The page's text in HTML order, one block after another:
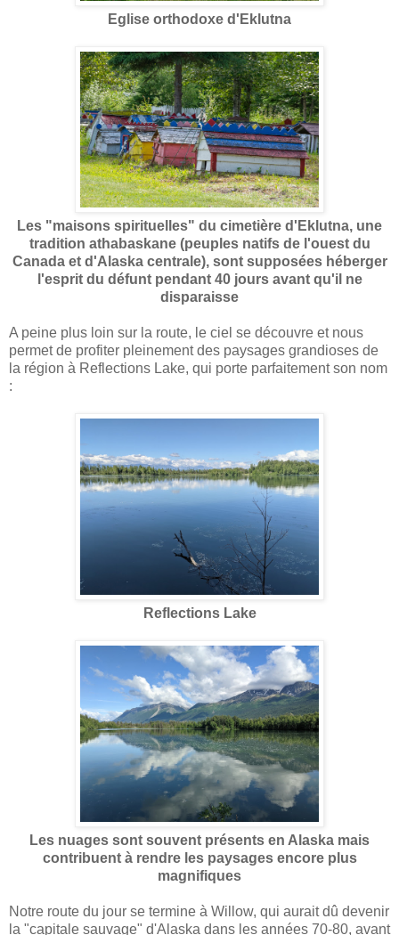
Eglise orthodoxe d'Eklutna
Les "maisons spirituelles" du cimetière d'Eklutna, une
tradition athabaskane (peuples natifs de l'ouest du
Canada et d'Alaska centrale), sont supposées héberger
l'esprit du défunt pendant 40 jours avant qu'il ne
disparaisse
A peine plus loin sur la route, le ciel se découvre et nous
permet de profiter pleinement des paysages grandioses de
la région à Reflections Lake, qui porte parfaitement son nom
:
Reflections Lake
Les nuages sont souvent présents en Alaska mais
contribuent à rendre les paysages encore plus
magnifiques
Notre route du jour se termine à Willow, qui aurait dû devenir
la "capitale sauvage" d'Alaska dans les années 70-80, avant